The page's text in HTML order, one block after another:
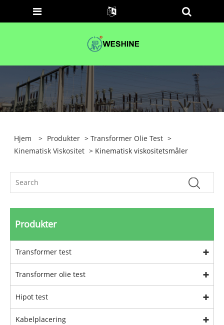
Hjem > Produkter >Transformer Olie Test >
Kinematisk Viskositet > Kinematisk viskositetsmåler
Produkter
Transformer test
Transformer olie test
Hipot test
Kabelplacering